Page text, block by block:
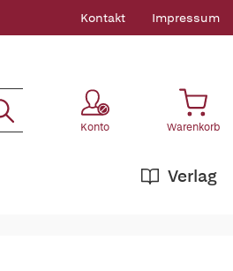
Kontakt Impressum
Konto Warenkorb
Verlag